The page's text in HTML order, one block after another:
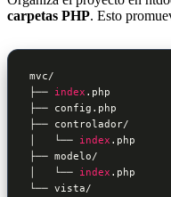
carpetas PHP. Esto
mvc/
├── index .php
├── config.php
├── controlador/
│   └── index .php
├── modelo/
│   └── index .php
└── vista/